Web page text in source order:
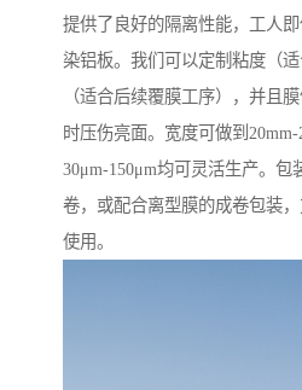
提供了良好的隔离性能，工人
染铝板。我们可以定制粘度（
（适合后续覆膜工序），并且
时压伤亮面。宽度可做到
30μm-150μm均可灵活生产。包
卷，或配合离型膜的成卷包装
使用。